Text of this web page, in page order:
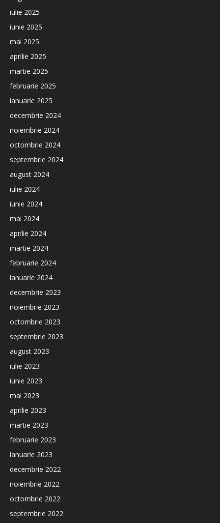
iulie 2025
iunie 2025
mai 2025
aprilie 2025
martie 2025
februarie 2025
ianuarie 2025
decembrie 2024
noiembrie 2024
octombrie 2024
septembrie 2024
august 2024
iulie 2024
iunie 2024
mai 2024
aprilie 2024
martie 2024
februarie 2024
ianuarie 2024
decembrie 2023
noiembrie 2023
octombrie 2023
septembrie 2023
august 2023
iulie 2023
iunie 2023
mai 2023
aprilie 2023
martie 2023
februarie 2023
ianuarie 2023
decembrie 2022
noiembrie 2022
octombrie 2022
septembrie 2022